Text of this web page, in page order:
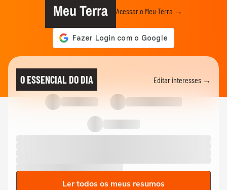
Meu Terra Acessar o Meu Terra →
O ESSENCIAL DO DIA Editar interesses →
Ler todos os meus resumos